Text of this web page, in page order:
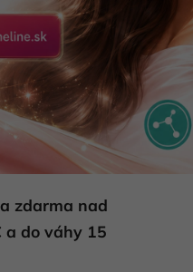
zdarma nad
a do váhy 15